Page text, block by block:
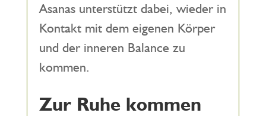
Asanas unterstützt dabei, wieder in
Kontakt mit dem eigenen Körper
und der inneren Balance zu
kommen.
Zur Ruhe kommen